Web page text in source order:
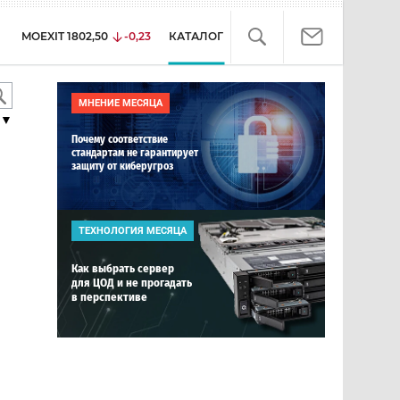
MOEXIT 1802,50 -0,23 КАТАЛОГ
МНЕНИЕ МЕСЯЦА
Почему соответствие
стандартам не гарантирует
защиту от киберугроз
ТЕХНОЛОГИЯ МЕСЯЦА
Как выбрать сервер
для ЦОД и не прогадать
в перспективе